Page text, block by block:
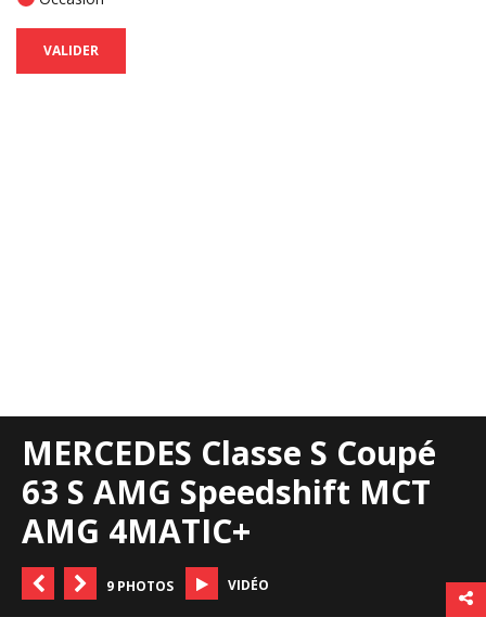
VALIDER
MERCEDES Classe S Coupé
63 S AMG Speedshift MCT
AMG 4MATIC+
9 PHOTOS VIDÉO